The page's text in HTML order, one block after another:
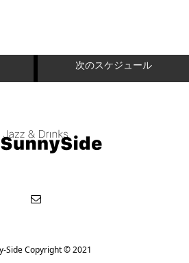
次のスケジュール
Side Copyright © 2021